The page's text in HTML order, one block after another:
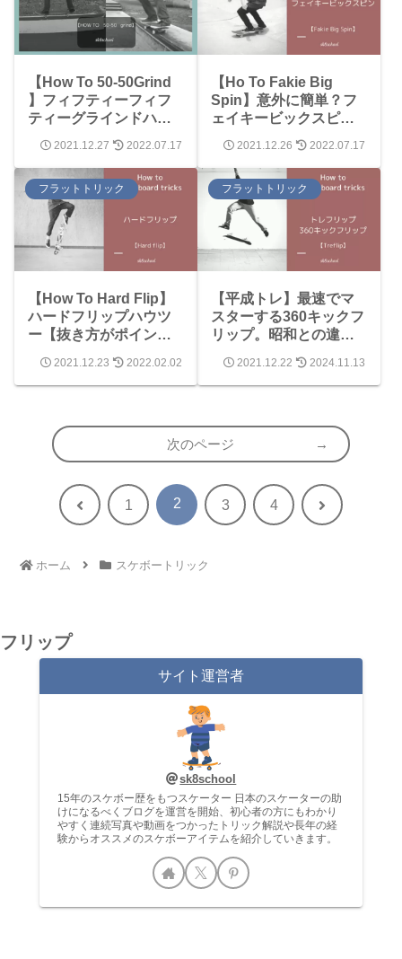
【How To 50-50Grind
】フィフティーフィフ
ティーグラインドハウ
ツー！基礎トリックの
覚え方
2021.12.27 2022.07.17
【Ho To Fakie Big
Spin】意外に簡単？フ
ェイキービックスピン
ハウツー【スケボート
リック】
2021.12.26 2022.07.17
フラットトリック
【How To Hard Flip】
ハードフリップハウツ
ー【抜き方がポイン
2021.12.23 2022.02.02
フラットトリック
【平成トレ】最速でマ
スターする360キックフ
リップ。昭和との違い
【How to tre flip】
Felipe Gustavo 360flip
2021.12.22 2024.11.13
次のページ
前 1 2 3 4 次
ホーム スケボートリック
フリップ
サイト運営者
sk8school
15年のスケボー歴をもつスケーター 日本のスケーターの助
けになるべくブログを運営を開始、初心者の方にもわかり
やすく連続写真や動画をつかったトリック解説や長年の経
験からオススメのスケボーアイテムを紹介していきます。